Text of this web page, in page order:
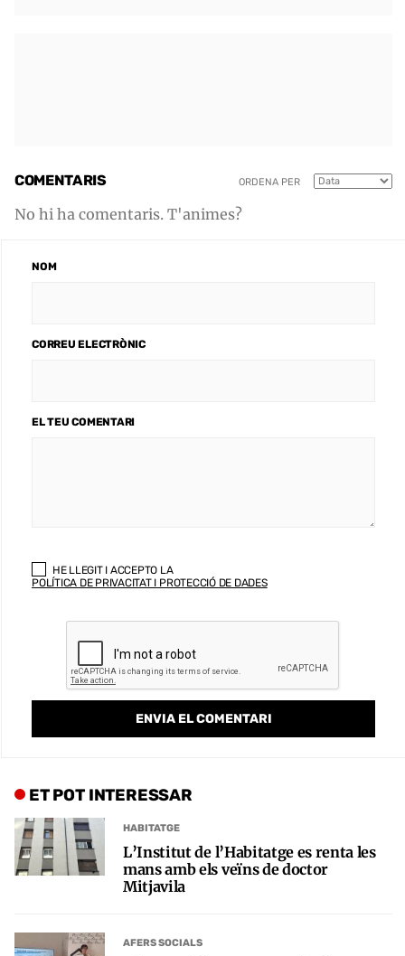
COMENTARIS ORDENA PER
No hi ha comentaris. T'animes?
NOM
CORREU ELECTRÒNIC
EL TEU COMENTARI
HE LLEGIT I ACCEPTO LA
POLÍTICA DE PRIVACITAT I PROTECCIÓ DE DADES
ET POT INTERESSAR
HABITATGE
L’Institut de l’Habitatge es renta les
mans amb els veïns de doctor
Mitjavila
AFERS SOCIALS